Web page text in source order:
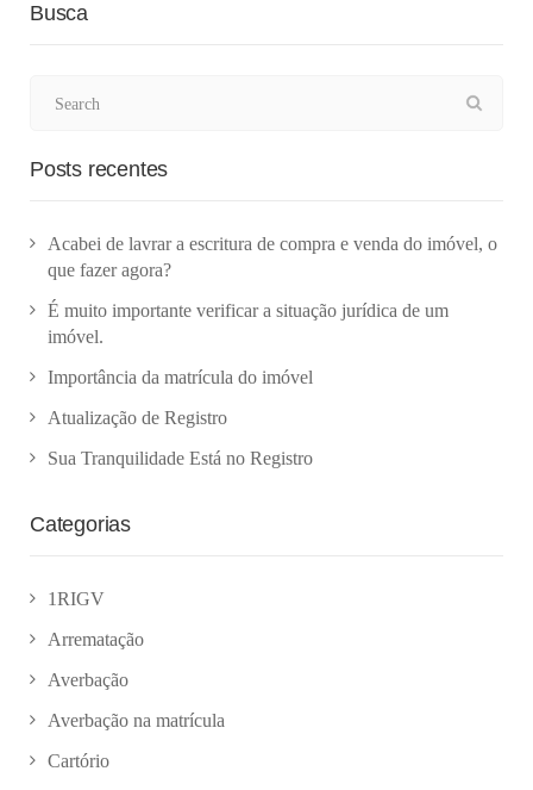
Busca
Posts recentes
Acabei de lavrar a escritura de compra e venda do imóvel, o
que fazer agora?
É muito importante verificar a situação jurídica de um
imóvel.
Importância da matrícula do imóvel
Atualização de Registro
Sua Tranquilidade Está no Registro
Categorias
1RIGV
Arrematação
Averbação
Averbação na matrícula
Cartório